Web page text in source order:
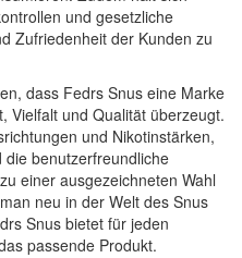
und gesetzliche
Zufriedenheit der Kunden zu
dass Fedrs Snus eine Marke
Vielfalt und Qualität überzeugt.
und Nikotinstärken,
benutzerfreundliche
einer ausgezeichneten Wahl
neu in der Welt des Snus
Snus bietet für jeden
passende Produkt.